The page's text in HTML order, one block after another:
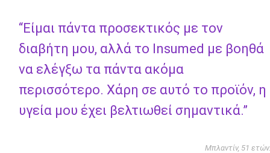
“Είμαι πάντα προσεκτικός με τον
διαβήτη μου, αλλά το Insumed με βοηθά
να ελέγξω τα πάντα ακόμα
περισσότερο. Χάρη σε αυτό το προϊόν, η
υγεία μου έχει βελτιωθεί σημαντικά.”
Μπλαντίν, 51 ετών.